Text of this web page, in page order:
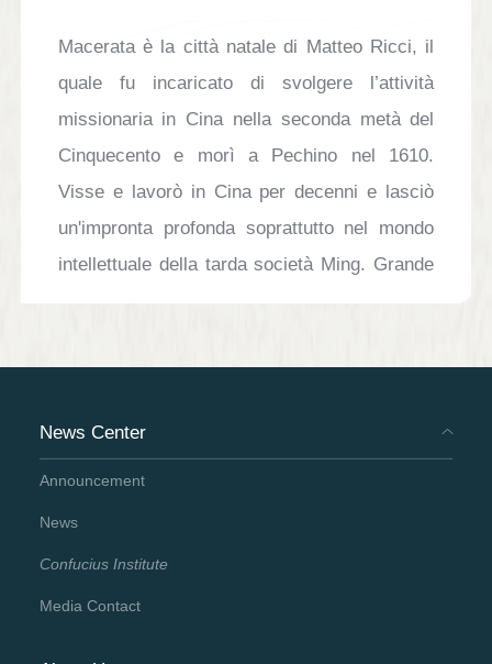
Macerata è la città natale di Matteo Ricci, il
quale fu incaricato di svolgere l’attività
missionaria in Cina nella seconda metà del
Cinquecento e morì a Pechino nel 1610.
Visse e lavorò in Cina per decenni e lasciò
un'impronta profonda soprattutto nel mondo
intellettuale della tarda società Ming. Grande
pioniere degli scambi culturali sino-italiani e
Ricci ottenne il rispetto del popolo cinese e
natale, Macerata. Ancora oggi Matteo Ricci è
uno dei ponti importanti per la comunicazione
culturale tra Cina e Italia. Attraverso la sua
figura possiamo avvicinare i sentimenti dei
News Center
Announcement
News
Confucius Institute
Media Contact